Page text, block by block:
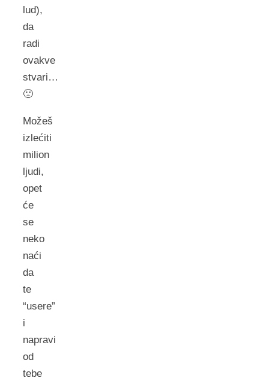
lud),
da
radi
ovakve
stvari…
🙁
Možeš
izlećiti
milion
ljudi,
opet
će
se
neko
naći
da
te
“usere”
i
napravi
od
tebe